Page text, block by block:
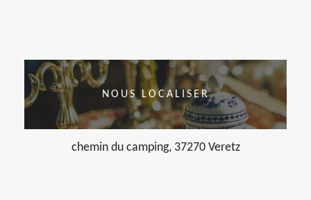
NOUS LOCALISER
chemin du camping, 37270 Veretz